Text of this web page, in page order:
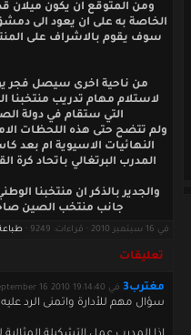
ومن المتوقع ان يكون ميلان
الخاصة به على ان يعود الى
سوف يقوم بالاشراف على
من ناحية اخرى سيصل فجر
لاستلام مهام تدريب
التي ستقام في دولة الصين
ولم تتضح حتى هذه اللحظات
النهائيات الاسيوية ام
المدرب البرتغالي باتحاد
والجدير بالذكر ان منتخبنا
جانب منتخب الصين
في 16 سبتمبر 2010 · قراءات: 9249 ·
تعليقات
مغترب3 في September 16 2010 19:14:40
سؤال مهم للأدارة واتمنى الرد